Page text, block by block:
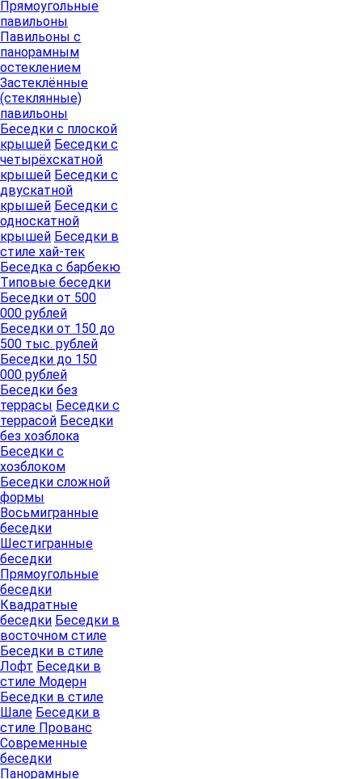
Прямоугольные
павильоны
Павильоны с
панорамным
остеклением
Застеклённые
(стеклянные)
павильоны
Беседки с плоской
крышей Беседки с
четырёхскатной
крышей Беседки с
двускатной
крышей Беседки с
односкатной
крышей Беседки в
стиле хай-тек
Беседка с барбекю
Типовые беседки
Беседки от 500
000 рублей
Беседки от 150 до
500 тыс. рублей
Беседки до 150
000 рублей
Беседки без
террасы Беседки с
террасой Беседки
без хозблока
Беседки с
хозблоком
Беседки сложной
формы
Восьмигранные
беседки
Шестигранные
беседки
Прямоугольные
беседки
Квадратные
беседки Беседки в
восточном стиле
Беседки в стиле
Лофт Беседки в
стиле Модерн
Беседки в стиле
Шале Беседки в
стиле Прованс
Современные
беседки
Панорамные